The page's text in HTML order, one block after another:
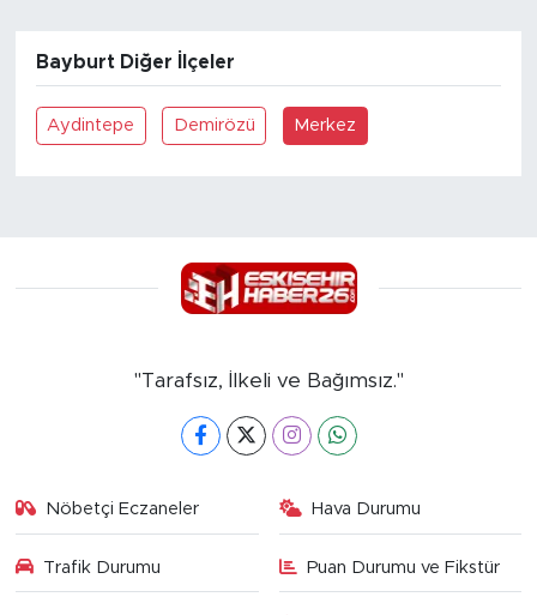
Bayburt Diğer İlçeler
Aydintepe Demirözü Merkez
"Tarafsız, İlkeli ve Bağımsız."
Nöbetçi Eczaneler Hava Durumu
Trafik Durumu Puan Durumu ve Fikstür